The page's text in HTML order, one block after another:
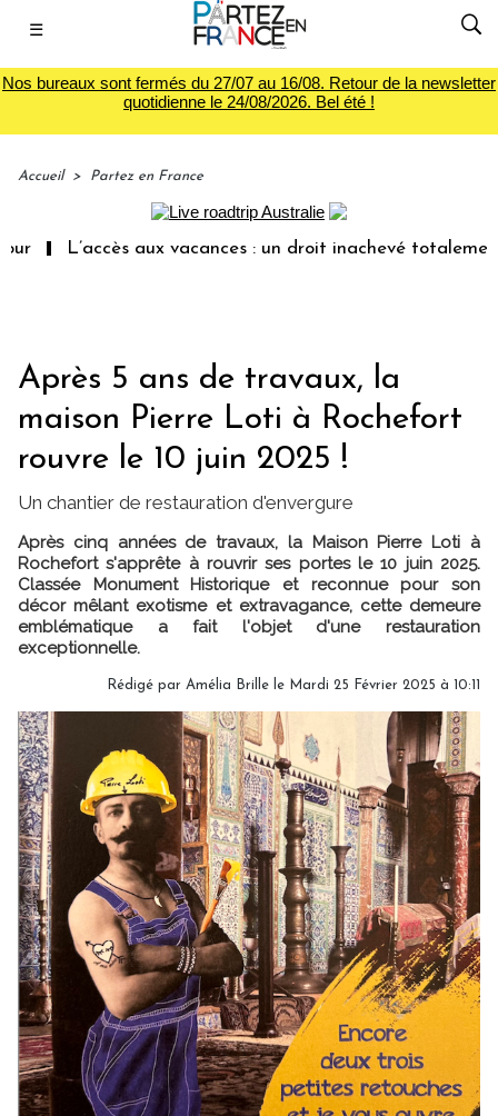
☰
Nos bureaux sont fermés du 27/07 au 16/08. Retour de la newsletter
quotidienne le 24/08/2026. Bel été !
Accueil > Partez en France
L’accès aux vacances : un droit inachevé totalement
Après 5 ans de travaux, la
maison Pierre Loti à Rochefort
rouvre le 10 juin 2025 !
Un chantier de restauration d'envergure
Après cinq années de travaux, la Maison Pierre Loti à
Rochefort s'apprête à rouvrir ses portes le 10 juin 2025.
Classée Monument Historique et reconnue pour son
décor mêlant exotisme et extravagance, cette demeure
emblématique a fait l'objet d'une restauration
exceptionnelle.
Rédigé par Amélia Brille le Mardi 25 Février 2025 à 10:11